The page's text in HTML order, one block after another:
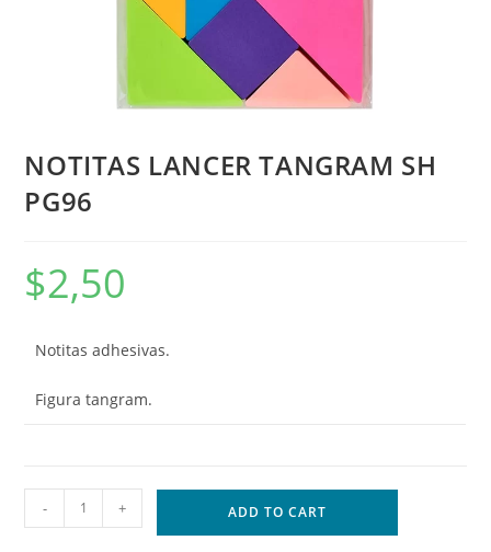
NOTITAS LANCER TANGRAM SH
PG96
$2,50
Notitas adhesivas.
Figura tangram.
- + ADD TO CART